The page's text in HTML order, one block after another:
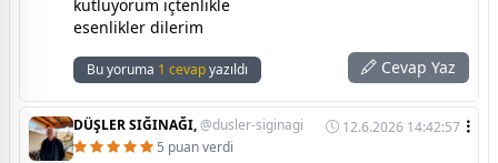
kutluyorum içtenlikle
esenlikler dilerim
Bu yoruma 1 cevapyazıldı Cevap Yaz
DÜŞLER SIĞINAĞI,@dusler-siginagi
12.6.2026 14:42:57
5 puan verdi